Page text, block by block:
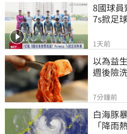
8國球
7s掀足
1天前
以為益
週後險
7分鐘前
白海豚
「降雨